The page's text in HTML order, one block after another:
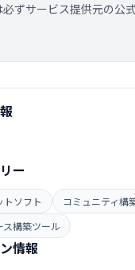
ずサービス提供元の公
ー
トソフト
コミュニティ構
ス構築ツール
情報